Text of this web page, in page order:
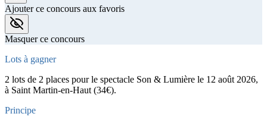
Ajouter ce concours aux favoris
Masquer ce concours
Lots à gagner
2 lots de 2 places pour le spectacle Son & Lumière le 12 août 2026,
à Saint Martin-en-Haut (34€).
Principe